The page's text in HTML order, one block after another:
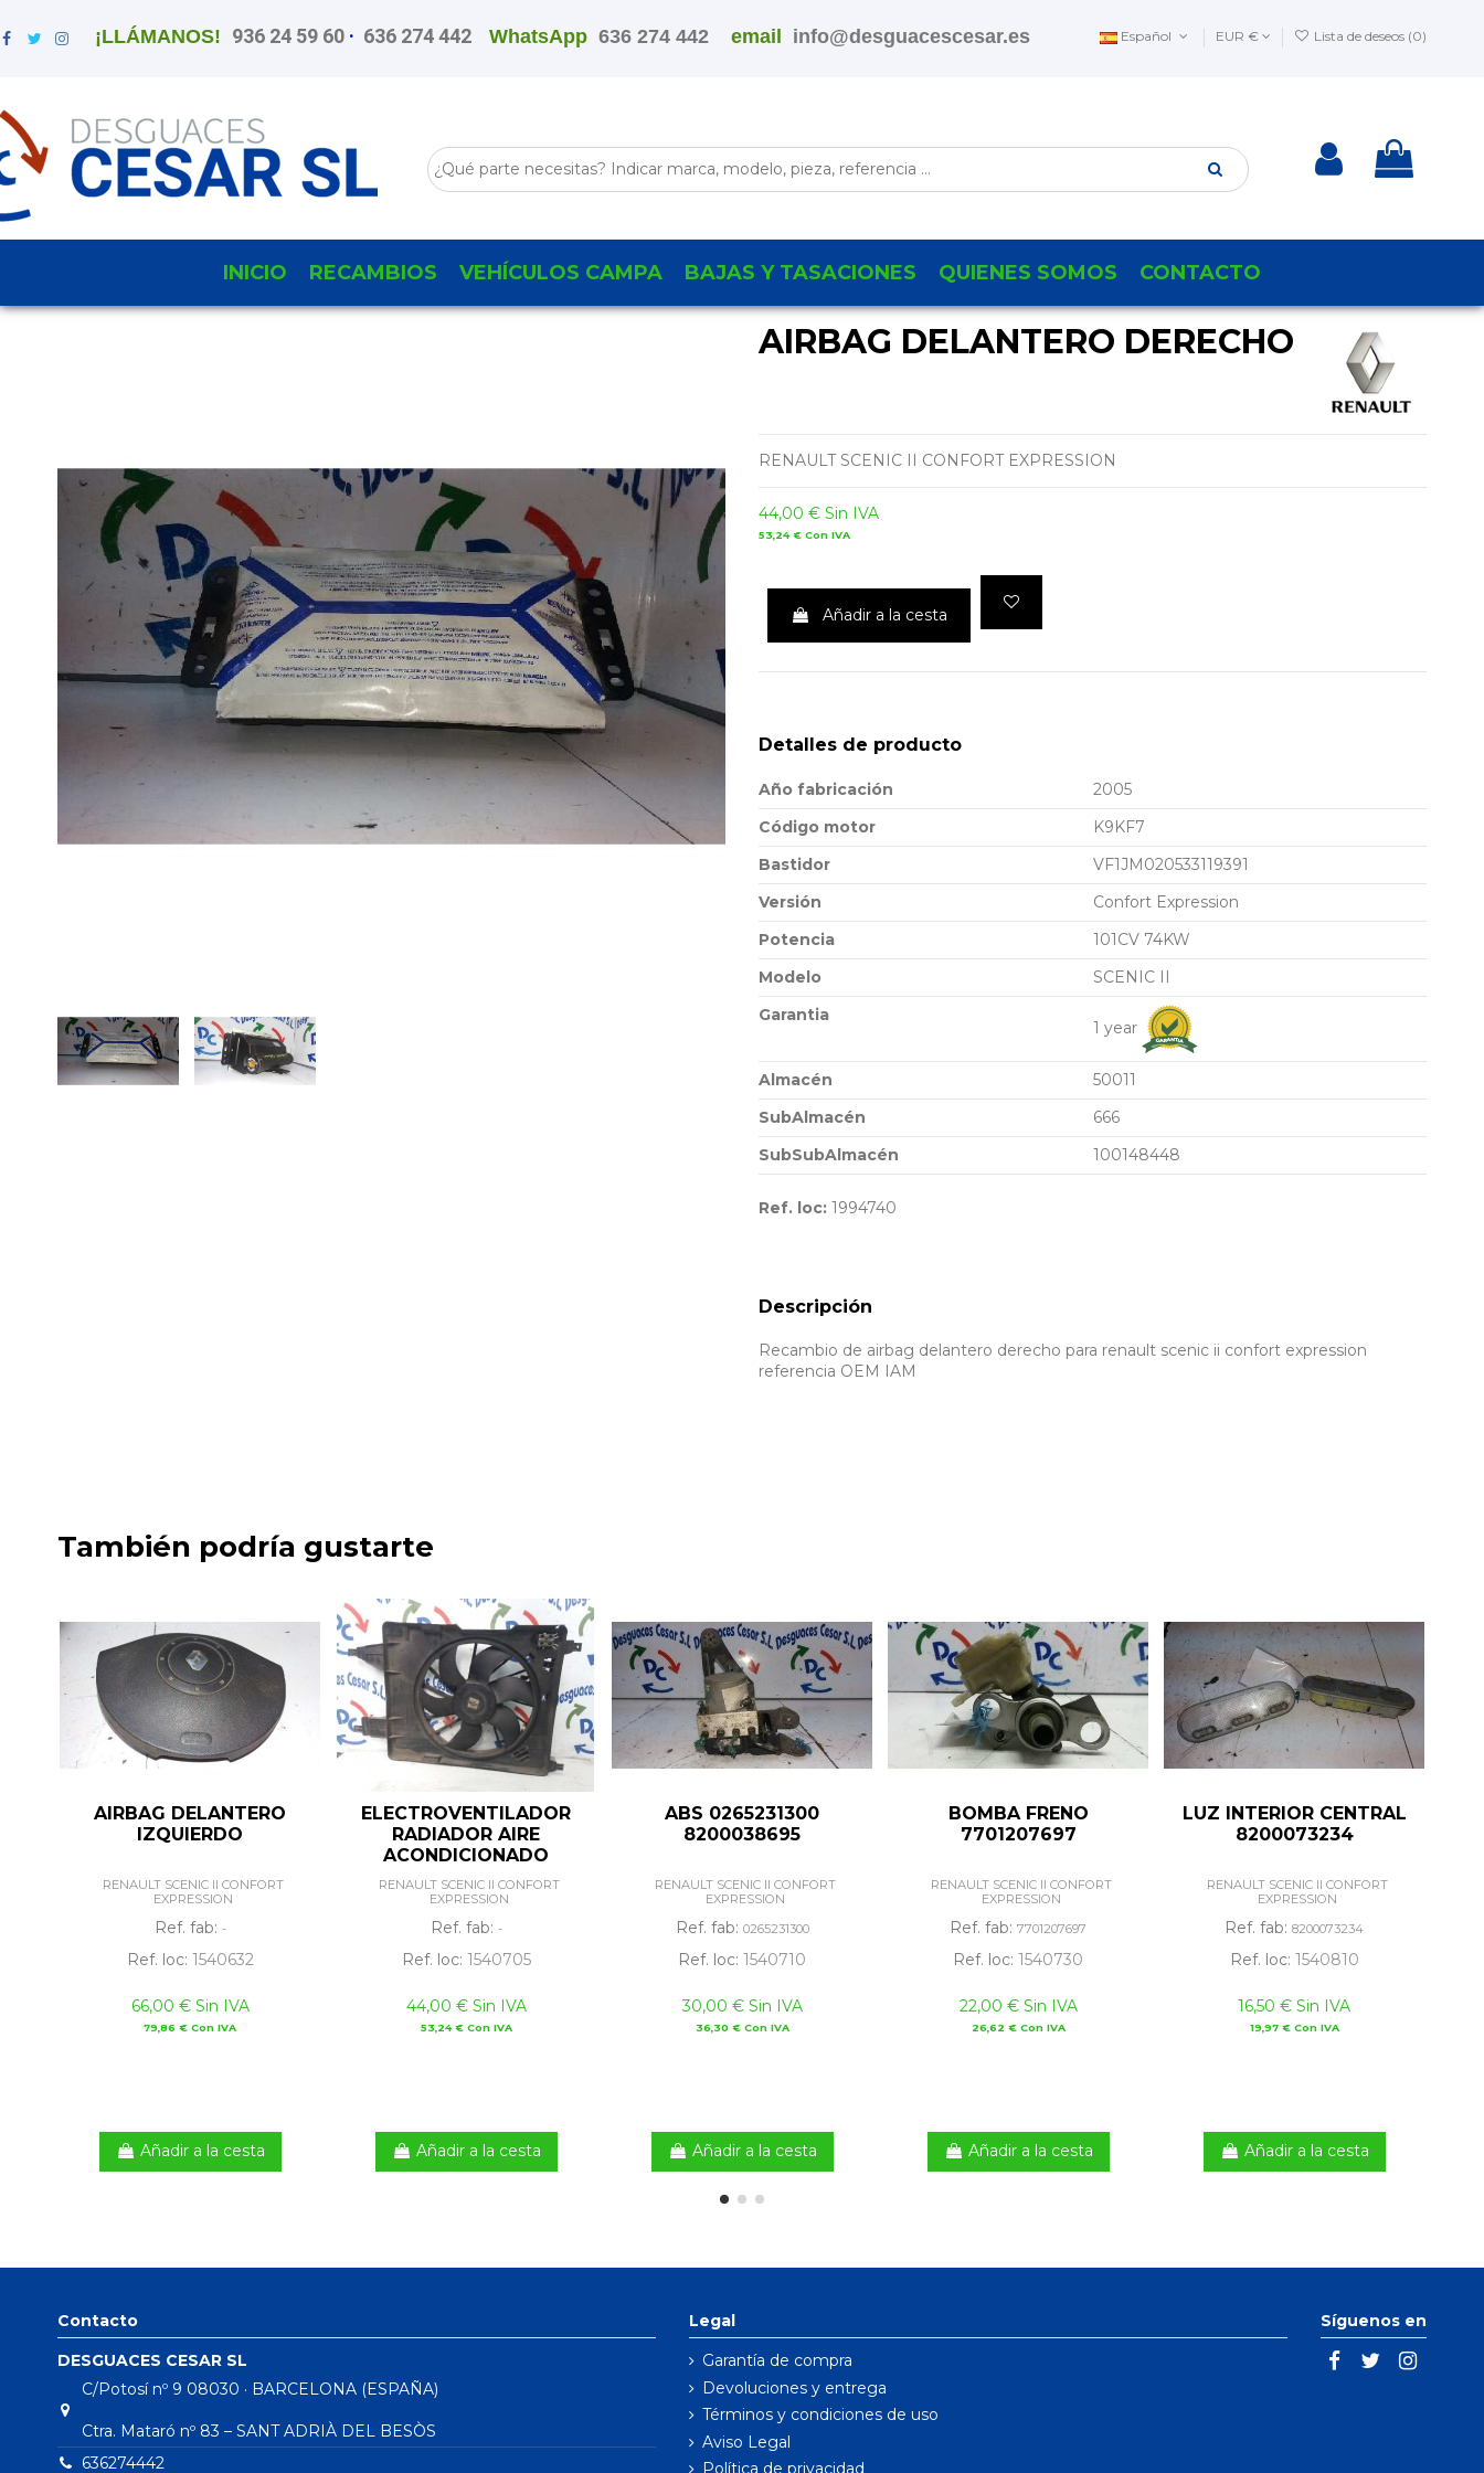
¡LLÁMANOS! 936 24 59 60 · 636 274 442 WhatsApp636 274 442 email info@desguacescesar.es Español EUR € Lista de deseos (0)
INICIO RECAMBIOS VEHÍCULOS CAMPA BAJAS Y TASACIONES QUIENES SOMOS CONTACTO
AIRBAG DELANTERO DERECHO
RENAULT SCENIC II CONFORT EXPRESSION
44,00 € Sin IVA
53,24 € Con IVA
Añadir a la cesta
Detalles de producto
Año fabricación
2005
Código motor
K9KF7
Bastidor
VF1JM020533119391
Versión
Confort Expression
Potencia
101CV 74KW
Modelo
SCENIC II
Garantia
1 year
Almacén
50011
SubAlmacén
666
SubSubAlmacén
100148448
Ref. loc: 1994740
Descripción
Recambio de airbag delantero derecho para renault scenic ii confort expression
referencia OEM IAM
También podría gustarte
AIRBAG DELANTERO
IZQUIERDO
RENAULT SCENIC II CONFORT
EXPRESSION
Ref. fab: -
Ref. loc: 1540632
66,00 € Sin IVA
79,86 € Con IVA
Añadir a la cesta
ELECTROVENTILADOR
RADIADOR AIRE
ACONDICIONADO
RENAULT SCENIC II CONFORT
EXPRESSION
Ref. fab: -
Ref. loc: 1540705
44,00 € Sin IVA
53,24 € Con IVA
Añadir a la cesta
ABS 0265231300
8200038695
RENAULT SCENIC II CONFORT
EXPRESSION
Ref. fab: 0265231300
Ref. loc: 1540710
30,00 € Sin IVA
36,30 € Con IVA
Añadir a la cesta
BOMBA FRENO
7701207697
RENAULT SCENIC II CONFORT
EXPRESSION
Ref. fab: 7701207697
Ref. loc: 1540730
22,00 € Sin IVA
26,62 € Con IVA
Añadir a la cesta
LUZ INTERIOR CENTRAL
8200073234
RENAULT SCENIC II CONFORT
EXPRESSION
Ref. fab: 8200073234
Ref. loc: 1540810
16,50 € Sin IVA
19,97 € Con IVA
Añadir a la cesta
Contacto
DESGUACES CESAR SL
C/Potosí nº 9 08030 · BARCELONA (ESPAÑA)
Ctra. Mataró nº 83 – SANT ADRIÀ DEL BESÒS
636274442
Legal
Garantía de compra
Devoluciones y entrega
Términos y condiciones de uso
Aviso Legal
Política de privacidad
Síguenos en